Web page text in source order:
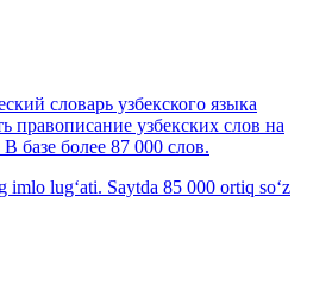
словарь узбекского языка
правописание узбекских слов на
базе более 87 000 слов.
lug‘ati. Saytda 85 000 ortiq so‘z